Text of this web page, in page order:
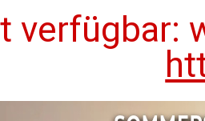
verfügbar: